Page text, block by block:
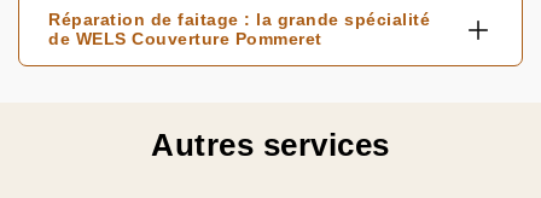
Réparation de faitage : la grande spécialité
de WELS Couverture Pommeret
Autres services